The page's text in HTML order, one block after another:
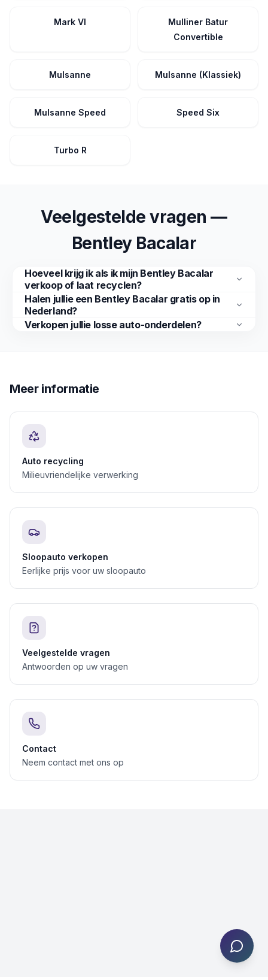
Mark VI
Mulliner Batur
Convertible
Mulsanne Mulsanne (Klassiek)
Mulsanne Speed Speed Six
Turbo R
Veelgestelde vragen —
Bentley Bacalar
Hoeveel krijg ik als ik mijn Bentley Bacalar
verkoop of laat recyclen?
Halen jullie een Bentley Bacalar gratis op in
Nederland?
Verkopen jullie losse auto-onderdelen?
Meer informatie
Auto recycling
Milieuvriendelijke verwerking
Sloopauto verkopen
Eerlijke prijs voor uw sloopauto
Veelgestelde vragen
Antwoorden op uw vragen
Contact
Neem contact met ons op